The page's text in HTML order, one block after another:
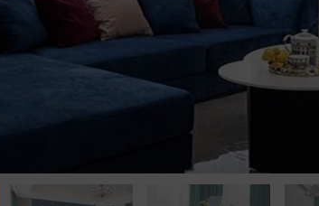
点击浏览下一张